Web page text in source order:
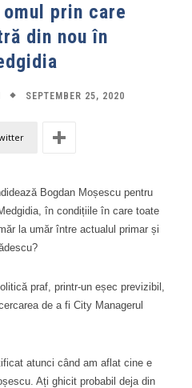
prin care
din nou în
SEPTEMBER 25, 2020
Bogdan Moșescu pentru
în condițiile în care toate
la umăr între actualul primar și
praf, printr-un eșec previzibil,
de a fi City Managerul
atunci când am aflat cine e
Ați ghicit probabil deja din